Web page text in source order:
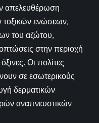
απελευθέρωση
τοξικών ενώσεων,
του αζώτου,
στην περιοχή
Οι πολίτες
σε εσωτερικούς
δερματικών
αναπνευστικών